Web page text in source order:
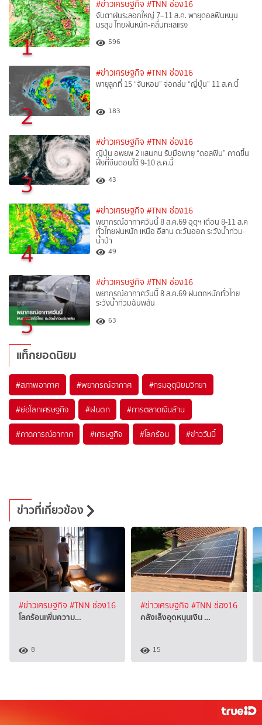
1
#ข่าวเศรษฐกิจ #TNN ช่อง16
จับตาฝนระลอกใหญ่ 7–11 ส.ค. พายุดอลฟินหนุน
มรสุม ไทยฝนหนัก-คลื่นทะเลแรง
596
2
#ข่าวเศรษฐกิจ #TNN ช่อง16
พายุลูกที่ 15 “จันหอม” จ่อถล่ม “ญี่ปุ่น” 11 ส.ค.นี้
183
3
#ข่าวเศรษฐกิจ #TNN ช่อง16
ญี่ปุ่น อพยพ 2 แสนคน รับมือพายุ “ดอลฟิน” คาดขึ้น
ฝั่งที่จีนตอนใต้ 9-10 ส.ค.นี้
43
4
#ข่าวเศรษฐกิจ #TNN ช่อง16
พยากรณ์อากาศวันนี้ 8 ส.ค.69 อุตุฯ เตือน 8-11 ส.ค
ทั่วไทยฝนหนัก เหนือ อีสาน ตะวันออก ระวังน้ำท่วม-
น้ำป่า
49
5
#ข่าวเศรษฐกิจ #TNN ช่อง16
พยากรณ์อากาศวันนี้ 8 ส.ค.69 ฝนตกหนักทั่วไทย
ระวังน้ำท่วมฉับพลัน
63
แท็กยอดนิยม
#สภาพอากาศ #พยากรณ์อากาศ #กรมอุตุนิยมวิทยา
#ย่อโลกเศรษฐกิจ #ฝนตก #การตลาดเงินล้าน
#คาดการณ์อากาศ #เศรษฐกิจ #โลกร้อน #ข่าววันนี้
ข่าวที่เกี่ยวข้อง
#ข่าวเศรษฐกิจ #TNN ช่อง16
โลกร้อนเพิ่มความ…
8
#ข่าวเศรษฐกิจ #TNN ช่อง16
คลังเล็งอุดหนุนเงิน …
15